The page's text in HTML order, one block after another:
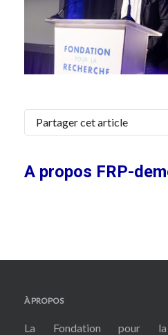
Partager cet article
A propos FRP-
À PROPOS
La Fondation pour la